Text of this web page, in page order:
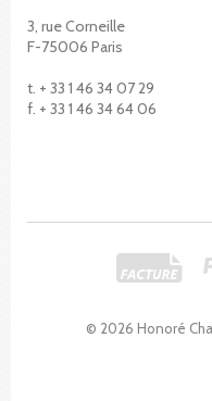
© 2026 Honoré
3, rue Corneille
F-75006 Paris
t. + 33 1 46 34 07 29
f. + 33 1 46 34 64 06